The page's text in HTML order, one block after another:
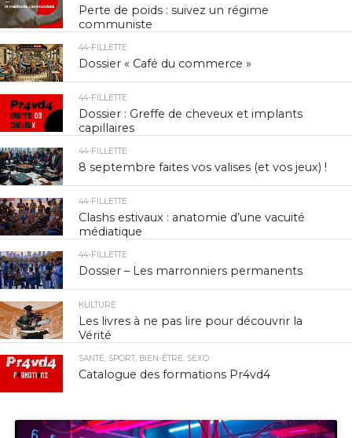
Perte de poids : suivez un régime
communiste
44-FILLETTE
Dossier « Café du commerce »
44-FILLETTE
Dossier : Greffe de cheveux et implants
capillaires
44-FILLETTE
8 septembre faites vos valises (et vos jeux) !
44-FILLETTE
Clashs estivaux : anatomie d’une vacuité
médiatique
44-FILLETTE
Dossier – Les marronniers permanents
КULTURE
Les livres à ne pas lire pour découvrir la
Vérité
SANTÉ, SPORT, BIEN-ÊTRE, SEXO
Catalogue des formations Pr4vd4